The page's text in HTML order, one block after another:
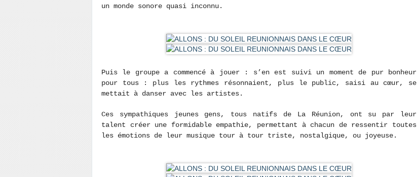
un monde sonore quasi inconnu.
Puis le groupe a commencé à jouer : s’en est suivi un moment de pur bonheur
pour tous : plus les rythmes résonnaient, plus le public, saisi au cœur, se
mettait à danser avec les artistes.
Ces sympathiques jeunes gens, tous natifs de La Réunion, ont su par leur
talent créer une formidable empathie, permettant à chacun de ressentir toutes
les émotions de leur musique tour à tour triste, nostalgique, ou joyeuse.